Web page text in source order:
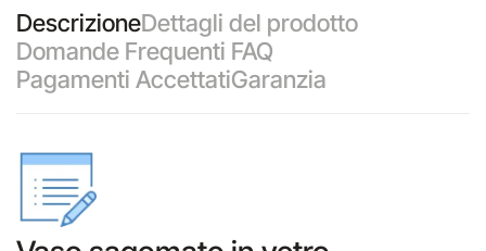
DescrizioneDettagli del prodotto
Domande Frequenti FAQ
Pagamenti AccettatiGaranzia